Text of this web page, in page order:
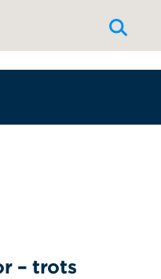
– trots